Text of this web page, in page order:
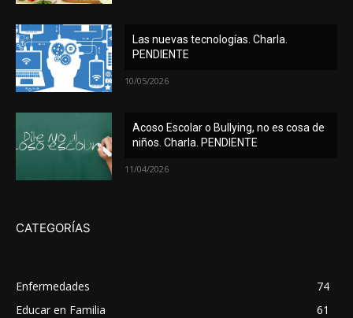
Las nuevas tecnologías. Charla.
PENDIENTE
10/05/2026
Acoso Escolar o Bullying, no es cosa de
niños. Charla. PENDIENTE
11/04/2026
CATEGORÍAS
Enfermedades
74
Educar en Familia
61